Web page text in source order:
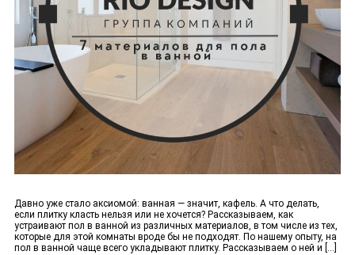
Давно уже стало аксиомой: ванная — значит, кафель. А что делать,
если плитку класть нельзя или не хочется? Рассказываем, как
устраивают пол в ванной из различных материалов, в том числе из тех,
которые для этой комнаты вроде бы не подходят. По нашему опыту, на
пол в ванной чаще всего укладывают плитку. Рассказываем о ней и [...]